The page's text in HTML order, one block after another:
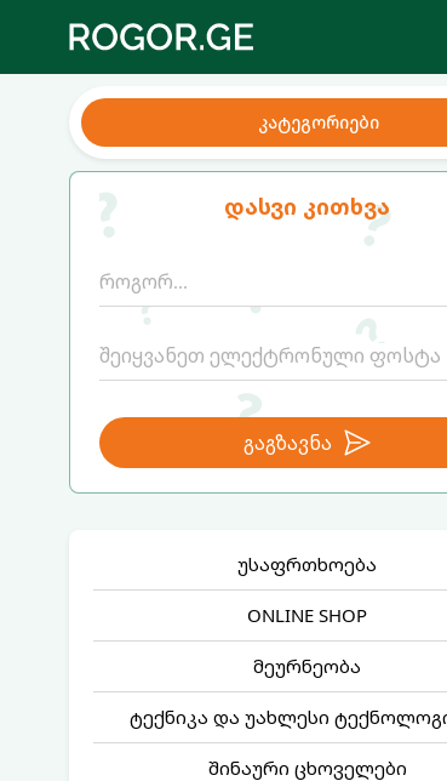
კატეგორიები
დასვი კითხვა
გაგზავნა
უსაფრთხოება
ONLINE SHOP
მეურნეობა
ტექნიკა და უახლესი
შინაური ცხოველები